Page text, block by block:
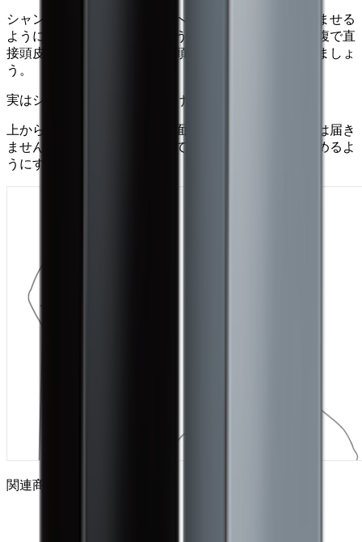
シャンプーと同様に下から上へ髪の根本に指を潜り込ませる
ようにして、毛の流れに逆らうように流します。指の腹で直
接頭皮に触れて、洗浄成分が頭皮に残らないようにしましょ
う。
実はシャワーを上から流すだけではダメ!?
上から流すだけでは、髪の表面の泡だけが流れ頭皮には届き
ません。髪と頭皮を指で広げて、手のひらにお湯をためるよ
うにすすいでください。
関連商品